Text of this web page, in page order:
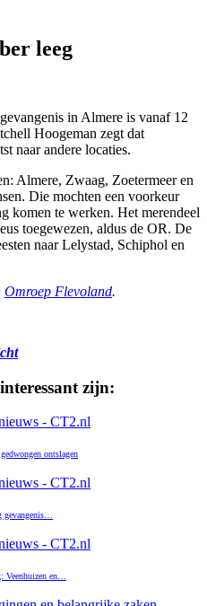
leeg
in Almere is vanaf 12
Hoogeman zegt dat
naar andere locaties.
Almere, Zwaag, Zoetermeer en
Die mochten een voorkeur
komen te werken. Het merendeel
toegewezen, aldus de OR. De
naar Lelystad, Schiphol en
Omroep Flevoland.
zijn:
ontslagen
gevangenis…
Veenhuizen en…